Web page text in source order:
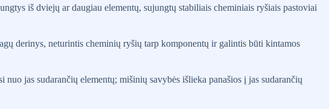
iš dviejų ar daugiau elementų, sujungtų stabiliais cheminiais ryšiais pastoviai
derinys, neturintis cheminių ryšių tarp komponentų ir galintis būti kintamos
nuo jas sudarančių elementų; mišinių savybės išlieka panašios į jas sudarančių